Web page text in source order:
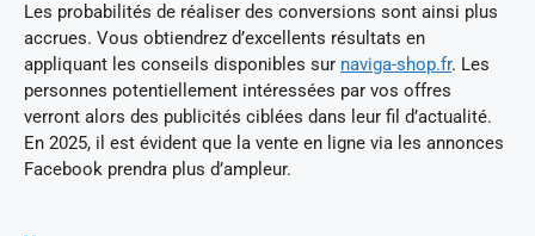
Les probabilités de réaliser des conversions sont ainsi plus
accrues. Vous obtiendrez d’excellents résultats en
appliquant les conseils disponibles sur naviga-shop.fr. Les
personnes potentiellement intéressées par vos offres
verront alors des publicités ciblées dans leur fil d’actualité.
En 2025, il est évident que la vente en ligne via les annonces
Facebook prendra plus d’ampleur.